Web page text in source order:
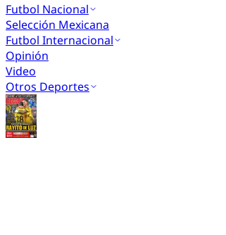
Futbol Nacional
Selección Mexicana
Futbol Internacional
Opinión
Video
Otros Deportes